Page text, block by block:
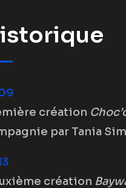
création
par Tania
création